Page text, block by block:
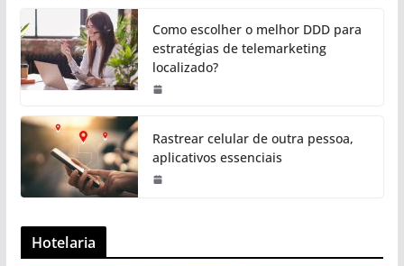
Como escolher o melhor DDD para
estratégias de telemarketing
localizado?
Rastrear celular de outra pessoa,
aplicativos essenciais
Hotelaria